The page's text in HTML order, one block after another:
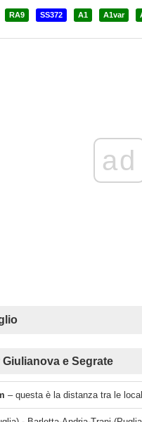
RA9 SS372 A1 A1var
ad
Giulianova e Segrate
– questa è la distanza tra le